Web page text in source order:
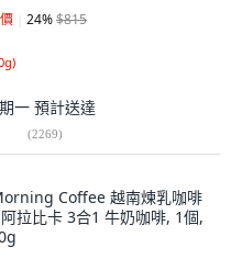
24%$815
)
一 預計送達
(2269)
Coffee 越南煉乳咖啡
拉比卡 3合1 牛奶咖啡, 1個,